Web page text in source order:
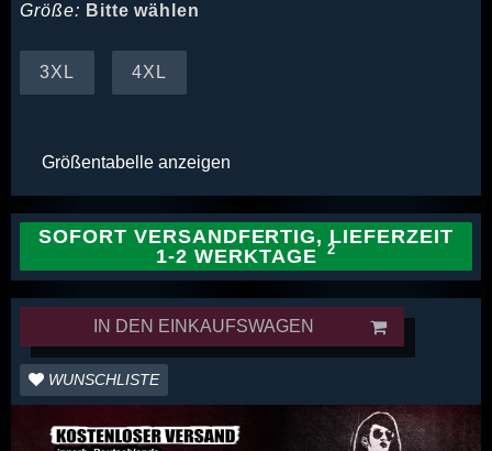
Größe: Bitte wählen
3XL 4XL
Größentabelle anzeigen
SOFORT VERSANDFERTIG, LIEFERZEIT
1-2 WERKTAGE
IN DEN EINKAUFSWAGEN
WUNSCHLISTE